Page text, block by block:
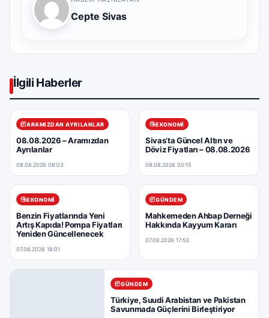
Cepte Sivas
İlgili Haberler
ARAMIZDAN AYRILANLAR
08.08.2026 – Aramızdan
Ayrılanlar
08.08.2026 08:03
EKONOMI
Sivas’ta Güncel Altın ve
Döviz Fiyatları – 08.08.2026
08.08.2026 00:15
EKONOMI
Benzin Fiyatlarında Yeni
Artış Kapıda! Pompa Fiyatları
Yeniden Güncellenecek
07.08.2026 18:01
GÜNDEM
Mahkemeden Ahbap Derneği
Hakkında Kayyum Kararı
07.08.2026 17:53
GÜNDEM
Türkiye, Suudi Arabistan ve Pakistan
Savunmada Güçlerini Birleştiriyor